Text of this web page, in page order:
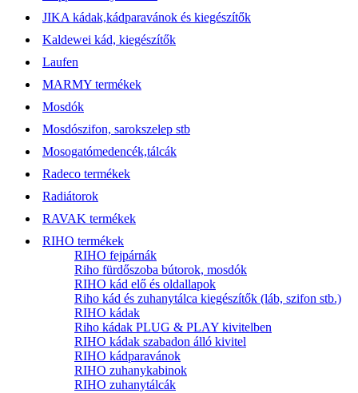
JIKA kádak,kádparavánok és kiegészítők
Kaldewei kád, kiegészítők
Laufen
MARMY termékek
Mosdók
Mosdószifon, sarokszelep stb
Mosogatómedencék,tálcák
Radeco termékek
Radiátorok
RAVAK termékek
RIHO termékek
RIHO fejpárnák
Riho fürdőszoba bútorok, mosdók
RIHO kád elő és oldallapok
Riho kád és zuhanytálca kiegészítők (láb, szifon stb.)
RIHO kádak
Riho kádak PLUG & PLAY kivitelben
RIHO kádak szabadon álló kivitel
RIHO kádparavánok
RIHO zuhanykabinok
RIHO zuhanytálcák